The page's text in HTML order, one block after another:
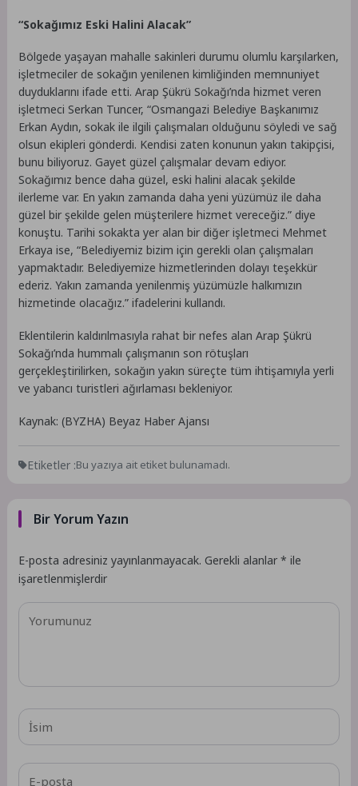
“Sokağımız Eski Halini Alacak”
Bölgede yaşayan mahalle sakinleri durumu olumlu karşılarken,
işletmeciler de sokağın yenilenen kimliğinden memnuniyet
duyduklarını ifade etti. Arap Şükrü Sokağı’nda hizmet veren
işletmeci Serkan Tuncer, “Osmangazi Belediye Başkanımız
Erkan Aydın, sokak ile ilgili çalışmaları olduğunu söyledi ve sağ
olsun ekipleri gönderdi. Kendisi zaten konunun yakın takipçisi,
bunu biliyoruz. Gayet güzel çalışmalar devam ediyor.
Sokağımız bence daha güzel, eski halini alacak şekilde
ilerleme var. En yakın zamanda daha yeni yüzümüz ile daha
güzel bir şekilde gelen müşterilere hizmet vereceğiz.” diye
konuştu. Tarihi sokakta yer alan bir diğer işletmeci Mehmet
Erkaya ise, “Belediyemiz bizim için gerekli olan çalışmaları
yapmaktadır. Belediyemize hizmetlerinden dolayı teşekkür
ederiz. Yakın zamanda yenilenmiş yüzümüzle halkımızın
hizmetinde olacağız.” ifadelerini kullandı.
Eklentilerin kaldırılmasıyla rahat bir nefes alan Arap Şükrü
Sokağı’nda hummalı çalışmanın son rötuşları
gerçekleştirilirken, sokağın yakın süreçte tüm ihtişamıyla yerli
ve yabancı turistleri ağırlaması bekleniyor.
Kaynak: (BYZHA) Beyaz Haber Ajansı
Etiketler :Bu yazıya ait etiket bulunamadı.
Bir Yorum Yazın
E-posta adresiniz yayınlanmayacak. Gerekli alanlar* ile
işaretlenmişlerdir